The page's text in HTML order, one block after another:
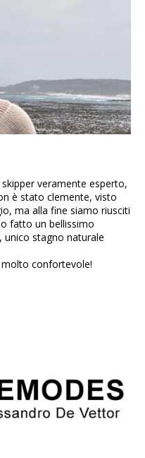
veramente esperto,
è stato clemente, visto
ma alla fine siamo riusciti
fatto un bellissimo
unico stagno naturale
molto confortevole!